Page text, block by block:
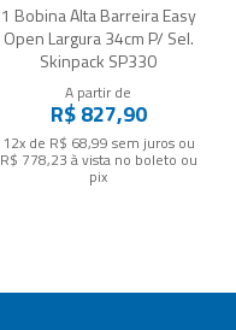
1 Bobina Alta Barreira Easy
Open Largura 34cm P/ Sel.
Skinpack SP330
A partir de
R$ 827,90
12x de R$ 68,99 sem jurosou
R$ 778,23 à vista no boleto ou
pix